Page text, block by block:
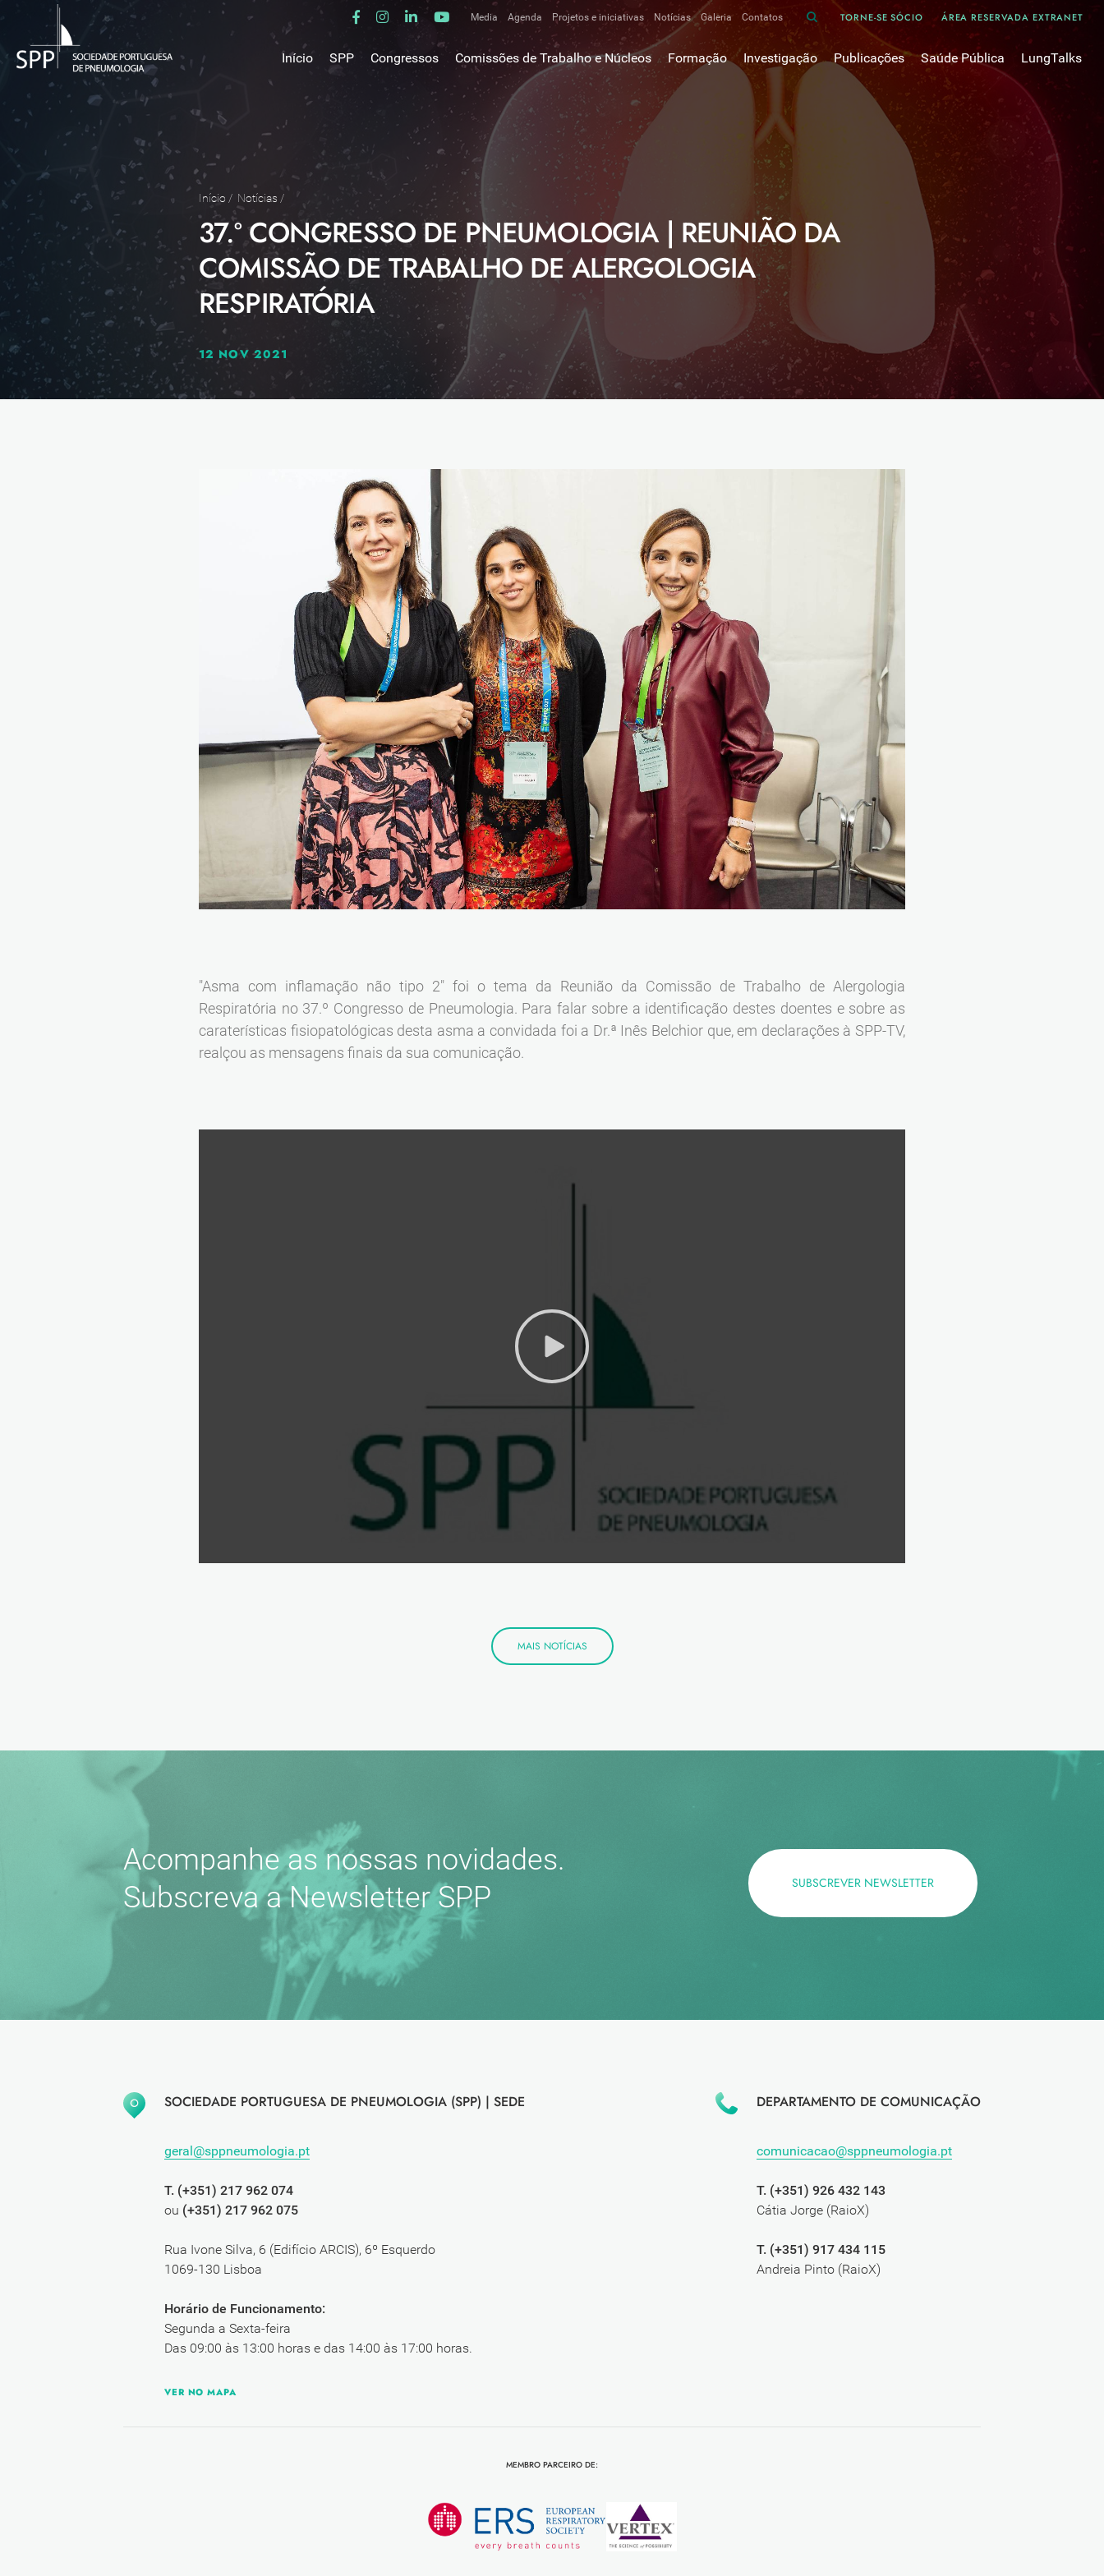
Media
Comunicados de imprensa
Clipping
Agenda Projetos e iniciativas Notícias Galeria Contatos TORNE-SE SÓCIO ÁREA RESERVADA EXTRANET
Início SPP
Mensagem do Presidente
Estrutura
Estatutos
Núcleo Museológico
Parceiros
Como tornar-se sócio
Medalhas de ouro SPP
Congressos Comissões de Trabalho e Núcleos
Comissões de trabalho
Alergologia Respiratória
Bronquiectasias
Cirurgia Torácica
Doente Crítico Respiratório
Doenças do Interstício Pulmonar
Doenças Ocupacionais e do Ambiente
Doenças Vasculares Pulmonares
Fisiopatologia Respiratória e DPOC
Infecciologia Respiratória
Patologia Respiratória do Sono
Pneumologia Oncológica
Reabilitação Respiratória
Tabagismo
Núcleo de Enfermeiros
Núcleo de Fisioterapeutas Respiratórios
Núcleo Jovens Pneumologistas
Grupo de Estudos Défice de Alfa-1 Antitripsina
Núcleo de Estudo de Fibrose Quística
Formação
Hot Topics em Pneumologia
Fórum das Comissões de Trabalho
Investigação
Bases de dados
Prémios e Bolsas
Projectos de Investigação
Publicações
Divulgação
Oxigénio
Revistas Científicas
Pulmonology
Pesquisa Bibliográfica
Revistas Médicas
Revisões, Recomendações e Tomadas de Posição
50 anos Sociedade Portuguesa de Pneumologia
Saúde Pública
Cuidados Respiratórios Domiciliários
Dispositivos Inalatórios
DPOC
Tuberculose
LungTalks
Início / Notícias /
37.º CONGRESSO DE PNEUMOLOGIA | REUNIÃO DA
COMISSÃO DE TRABALHO DE ALERGOLOGIA
RESPIRATÓRIA
12 NOV 2021
"Asma com inflamação não tipo 2" foi o tema da Reunião da Comissão de Trabalho de Alergologia
Respiratória no 37.º Congresso de Pneumologia. Para falar sobre a identificação destes doentes e sobre as
caraterísticas fisiopatológicas desta asma a convidada foi a Dr.ª Inês Belchior que, em declarações à SPP-TV,
realçou as mensagens finais da sua comunicação.
MAIS NOTÍCIAS
Acompanhe as nossas novidades.
Subscreva a Newsletter SPP
SUBSCREVER NEWSLETTER
SOCIEDADE PORTUGUESA DE PNEUMOLOGIA (SPP) | SEDE
geral@sppneumologia.pt
T. (+351) 217 962 074
ou (+351) 217 962 075
Rua Ivone Silva, 6 (Edifício ARCIS), 6º Esquerdo
1069-130 Lisboa
Horário de Funcionamento:
Segunda a Sexta-feira
Das 09:00 às 13:00 horas e das 14:00 às 17:00 horas.
VER NO MAPA
DEPARTAMENTO DE COMUNICAÇÃO
comunicacao@sppneumologia.pt
T. (+351) 926 432 143
Cátia Jorge (RaioX)
T. (+351) 917 434 115
Andreia Pinto (RaioX)
MEMBRO PARCEIRO DE: